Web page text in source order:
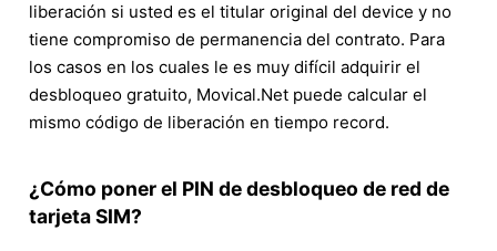
liberación si usted es el titular original del device y no
tiene compromiso de permanencia del contrato. Para
los casos en los cuales le es muy difícil adquirir el
desbloqueo gratuito, Movical.Net puede calcular el
mismo código de liberación en tiempo record.
¿Cómo poner el PIN de desbloqueo de red de
tarjeta SIM?